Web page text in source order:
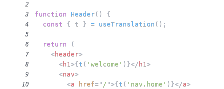
2
3
function Header( ) {
4 const { t } = useTranslation ( ) ;
5
6
return (
7 < header>
8 < h1 >{t ( 'welcome' ) }</ h1 >
9 <nav>
10 <a href= " / ">{t ( 'nav.home' ) }</a>